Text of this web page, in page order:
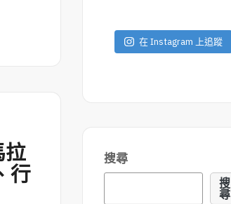
拉
行
在 Instagram 上追蹤
搜尋
搜
尋